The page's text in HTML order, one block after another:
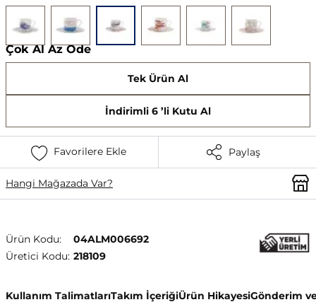
Çok Al Az Öde
Tek Ürün Al
İndirimli 6 ’li Kutu Al
Favorilere Ekle Paylaş
Hangi Mağazada Var?
Ürün Kodu:
04ALM006692
Üretici Kodu: 218109
Kullanım TalimatlarıTakım İçeriğiÜrün HikayesiGönderim